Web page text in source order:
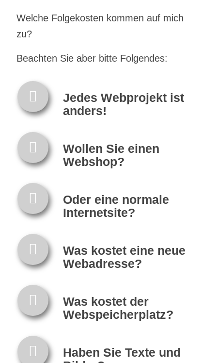
Welche Folgekosten kommen auf mich
zu?
Beachten Sie aber bitte Folgendes:
Jedes Webprojekt ist
anders!
Wollen Sie einen
Webshop?
Oder eine normale
Internetsite?
Was kostet eine neue
Webadresse?
Was kostet der
Webspeicherplatz?
Haben Sie Texte und